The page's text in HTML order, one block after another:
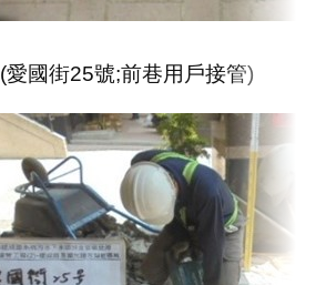
(愛國街25號;前巷用戶接管)